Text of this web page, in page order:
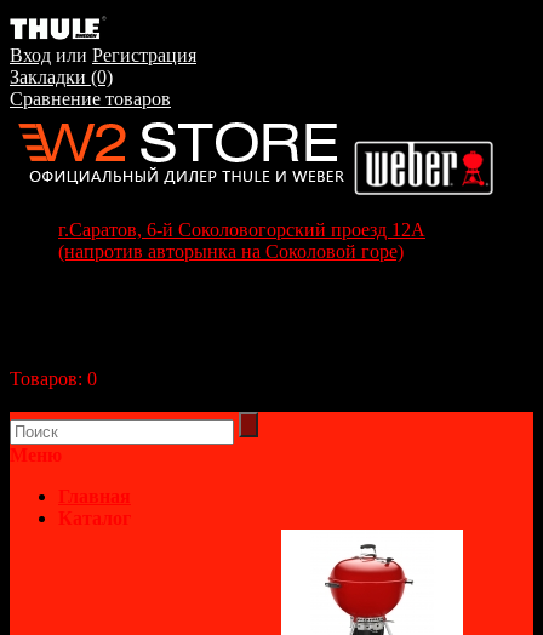
Вход или Регистрация
Закладки (0)
Сравнение товаров
г.Саратов, 6-й Соколовогорский проезд 12А
(напротив авторынка на Соколовой горе)
Товаров: 0
Меню
Главная
Каталог